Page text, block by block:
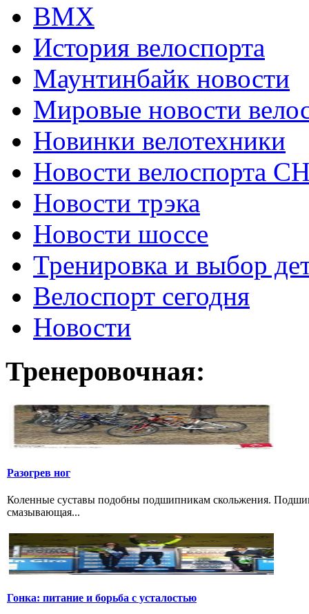
ВМХ
История велоспорта
Маунтинбайк новости
Мировые новости
Новинки велотехники
Новости велоспорта
Новости трэка
Новости шоссе
Тренировка и выбор
Велоспорт сегодня
Новости
Тренеровочная:
Разогрев ног
Коленные суставы подобны подшипникам скольжения.
смазывающая...
Гонка: питание и борьба с усталостью